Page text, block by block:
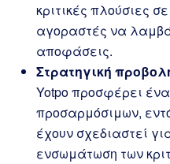
κριτικές πλούσιες
αγοραστές να
αποφάσεις.
Στρατηγική
Yotpo προσφέρει
προσαρμόσιμων,
έχουν σχεδιαστεί
ενσωμάτωση των